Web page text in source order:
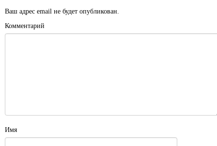
Ваш адрес email не будет опубликован.
Комментарий
Имя